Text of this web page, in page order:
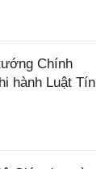
Chính
hành Luật Tín